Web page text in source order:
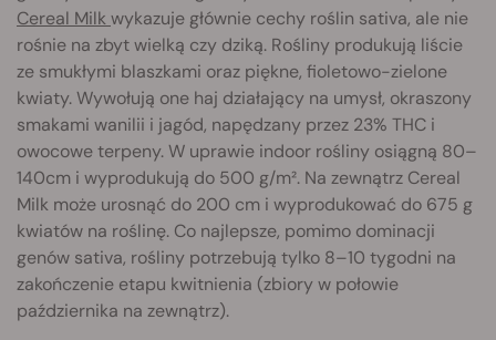
Cereal Milkwykazuje głównie cechy roślin sativa, ale nie
rośnie na zbyt wielką czy dziką. Rośliny produkują liście
ze smukłymi blaszkami oraz piękne, fioletowo-zielone
kwiaty. Wywołują one haj działający na umysł, okraszony
smakami wanilii i jagód, napędzany przez 23% THC i
owocowe terpeny. W uprawie indoor rośliny osiągną 80–
140cm i wyprodukują do 500 g/m². Na zewnątrz Cereal
Milk może urosnąć do 200 cm i wyprodukować do 675 g
kwiatów na roślinę. Co najlepsze, pomimo dominacji
genów sativa, rośliny potrzebują tylko 8–10 tygodni na
zakończenie etapu kwitnienia (zbiory w połowie
października na zewnątrz).